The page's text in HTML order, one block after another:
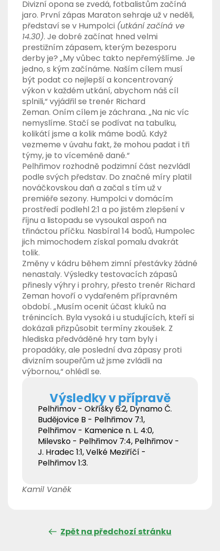
Divizní opona se zvedá, fotbalistům začíná
jaro. První zápas Maraton sehraje už v neděli,
představí se v Humpolci (utkání začíná ve
14.30). Je dobré začínat hned velmi
prestižním zápasem, kterým bezesporu
derby je? „My vůbec takto nepřemýšlíme. Je
jedno, s kým začínáme. Naším cílem musí
být podat co nejlepší a koncentrovaný
výkon v každém utkání, abychom náš cíl
splnili,“ vyjádřil se trenér Richard
Zeman. Oním cílem je záchrana. „Na nic víc
nemyslíme. Stačí se podívat na tabulku,
kolikátí jsme a kolik máme bodů. Když
vezmeme v úvahu fakt, že mohou padat i tři
týmy, je to víceméně dané.“
Pelhřimov rozhodně podzimní část nezvládl
podle svých představ. Do značné míry platil
nováčkovskou daň a začal s tím už v
premiéře sezony. Humpolci v domácím
prostředí podlehl 2:1 a po jistém zlepšení v
říjnu a listopadu se vysoukal aspoň na
třináctou příčku. Nasbíral 14 bodů, Humpolec
jich mimochodem získal pomalu dvakrát
tolik.
Změny v kádru během zimní přestávky žádné
nenastaly. Výsledky testovacích zápasů
přinesly výhry i prohry, přesto trenér Richard
Zeman hovoří o vydařeném přípravném
období. „Musím ocenit účast kluků na
trénincích. Byla vysoká i u studujících, kteří si
dokázali přizpůsobit termíny zkoušek. Z
hlediska předváděné hry tam byly i
propadáky, ale poslední dva zápasy proti
divizním soupeřům už jsme zvládli na
výbornou,“ ohlédl se.
Výsledky v přípravě
Pelhřimov - Okříšky 6:2, Dynamo Č.
Budějovice B - Pelhřimov 7:1,
Pelhřimov - Kamenice n. L. 4:0,
Milevsko - Pelhřimov 7:4, Pelhřimov -
J. Hradec 1:1, Velké Meziříčí -
Pelhřimov 1:3.
Kamil Vaněk
Zpět na předchozí stránku